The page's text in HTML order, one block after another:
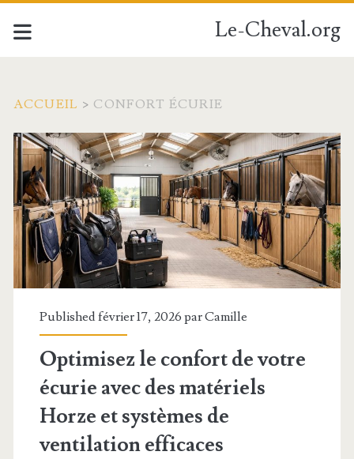
Le-Cheval.org
ACCUEIL > CONFORT ÉCURIE
Étiquette :
<span>confort
écurie</span>
Published février 17, 2026 parCamille
Optimisez le confort de votre
écurie avec des matériels
Horze et systèmes de
ventilation efficaces